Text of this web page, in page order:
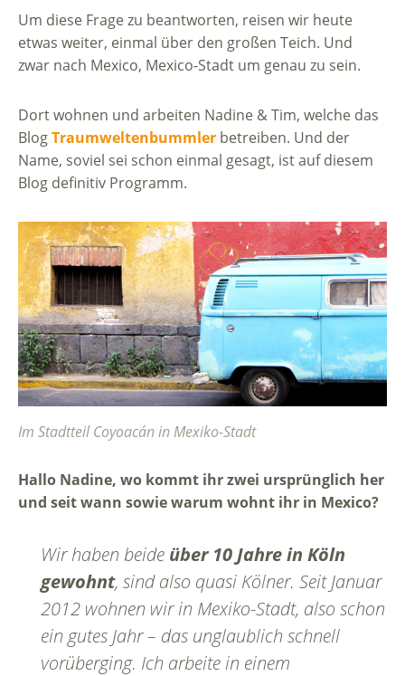
Um diese Frage zu beantworten, reisen wir heute
etwas weiter, einmal über den großen Teich. Und
zwar nach Mexico, Mexico-Stadt um genau zu sein.
Dort wohnen und arbeiten Nadine & Tim, welche das
BlogTraumweltenbummler betreiben. Und der
Name, soviel sei schon einmal gesagt, ist auf diesem
Blog definitiv Programm.
Im Stadtteil Coyoacán in Mexiko-Stadt
Hallo Nadine, wo kommt ihr zwei ursprünglich her
und seit wann sowie warum wohnt ihr in Mexico?
Wir haben beide über 10 Jahre in Köln
gewohnt, sind also quasi Kölner. Seit Januar
2012 wohnen wir in Mexiko-Stadt, also schon
ein gutes Jahr – das unglaublich schnell
vorüberging. Ich arbeite in einem